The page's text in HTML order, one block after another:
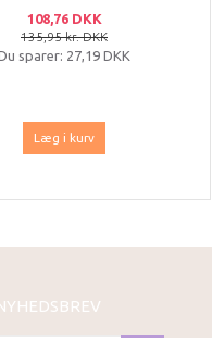
108,76 DKK
135,95 kr. DKK
sparer: 27,19 DKK
Læg i kurv